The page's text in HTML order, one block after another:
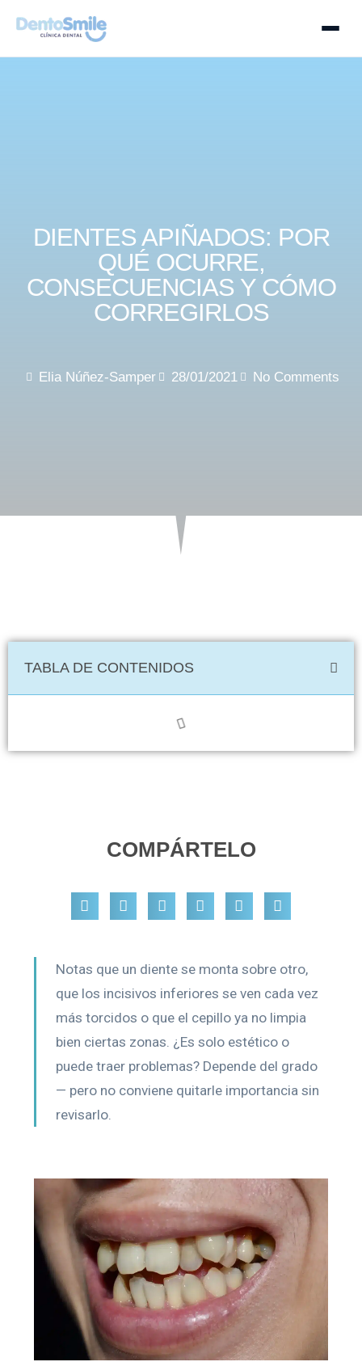
DIENTES APIÑADOS: POR
QUÉ OCURRE,
CONSECUENCIAS Y CÓMO
CORREGIRLOS
Elia Núñez-Samper 28/01/2021 No Comments
TABLA DE CONTENIDOS
COMPÁRTELO
Notas que un diente se monta sobre otro,
que los incisivos inferiores se ven cada vez
más torcidos o que el cepillo ya no limpia
bien ciertas zonas. ¿Es solo estético o
puede traer problemas? Depende del grado
— pero no conviene quitarle importancia sin
revisarlo.